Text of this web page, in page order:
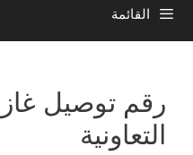
القائمة
رقم توصيل
التعاونية